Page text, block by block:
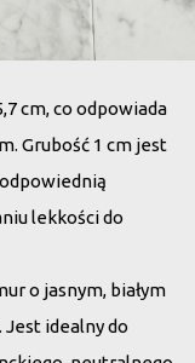
cm, co odpowiada
Grubość 1 cm jest
lekkości do
o jasnym, białym
idealny do